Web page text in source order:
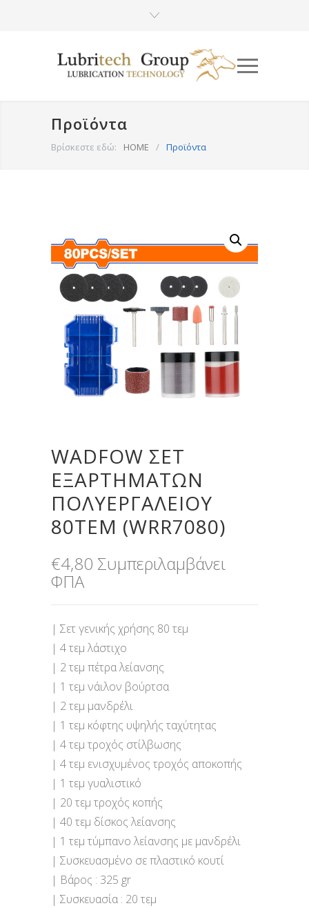
Προϊόντα
Βρίσκεστε εδώ: HOME / Προϊόντα
WADFOW ΣΕΤ
ΕΞΑΡΤΗΜΑΤΩΝ
ΠΟΛΥΕΡΓΑΛΕΙΟΥ
80ΤΕΜ (WRR7080)
€4,80 Συμπεριλαμβάνει
ΦΠΑ
| Σετ γενικής χρήσης 80 τεμ
| 4 τεμ λάστιχο
| 2 τεμ πέτρα λείανσης
| 1 τεμ νάιλον βούρτσα
| 2 τεμ μανδρέλι
| 1 τεμ κόφτης υψηλής ταχύτητας
| 4 τεμ τροχός στίλβωσης
| 4 τεμ ενισχυμένος τροχός αποκοπής
| 1 τεμ γυαλιστικό
| 20 τεμ τροχός κοπής
| 40 τεμ δίσκος λείανσης
| 1 τεμ τύμπανο λείανσης με μανδρέλι
| Συσκευασμένο σε πλαστικό κουτί
| Βάρος : 325 gr
| Συσκευασία : 20 τεμ